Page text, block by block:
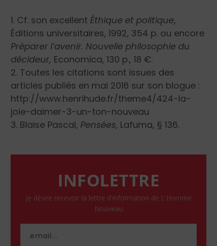
1. Cf. son excellent Éthique et politique,
Éditions universitaires, 1992, 354 p. ou encore
Préparer l’avenir. Nouvelle philosophie du
décideur, Economica, 130 p., 18 €.
2. Toutes les citations sont issues des
articles publiés en mai 2016 sur son blogue :
http://www.henrihude.fr/theme4/424-la-
joie-daimer-3-un-ton-nouveau
3. Blaise Pascal, Pensées, Lafuma, § 136.
INFOLETTRE
Je désire recevoir la lettre d'information de L'Homme
Nouveau